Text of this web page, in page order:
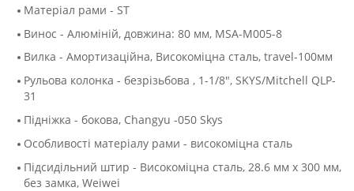
Матеріал рами - ST
Винос - Алюмiнiй, довжина: 80 мм, MSA-M005-8
Вилка - Амортизаційна, Високоміцна сталь, travel-100мм
Рульова колонка - безрізьбова , 1-1/8", SKYS/Mitchell QLP-
31
Підніжка - бокова, Changyu -050 Skys
Особливості матеріалу рами - високоміцна сталь
Підсидільний штир - Високоміцна сталь, 28.6 мм х 300 мм,
без замка, Weiwei